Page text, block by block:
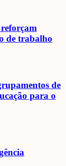
de trabalho
de
para o